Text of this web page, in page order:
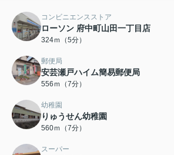
コンビニエンスストア
ローソン 府中町山田一丁目店
324ｍ（5分）
郵便局
安芸瀬戸ハイム簡易郵便局
556ｍ（7分）
幼稚園
りゅうせん幼稚園
560ｍ（7分）
スーパー